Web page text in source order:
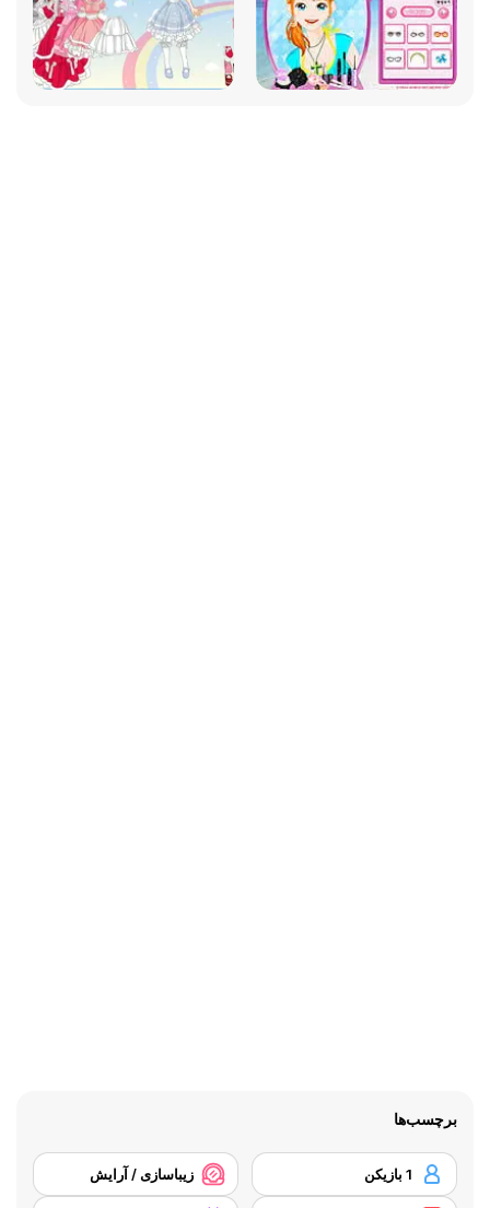
برچسب‌ها
1 بازیکن زیباسازی / آرایش